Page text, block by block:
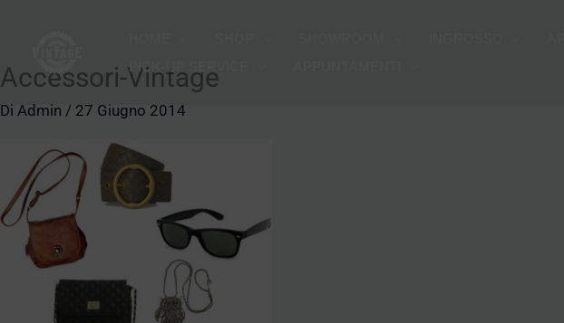
contenuto
PICK-UP SERVICE
Accessori-Vintage
Di Admin / 27 Giugno 2014